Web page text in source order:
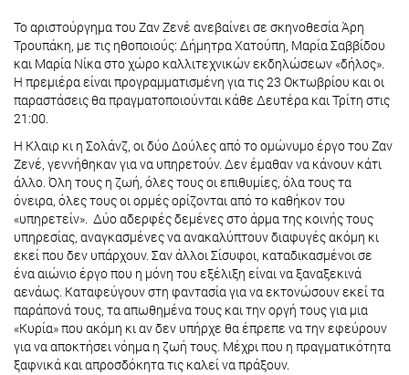
Το αριστούργημα του Ζαν Ζενέ ανεβαίνει σε σκηνοθεσία Άρη
Τρουπάκη, με τις ηθοποιούς: Δήμητρα Χατούπη, Μαρία Σαββίδου
και Μαρία Νίκα στο χώρο καλλιτεχνικών εκδηλώσεων «δήλος».
Η πρεμιέρα είναι προγραμματισμένη για τις 23 Οκτωβρίου και οι
παραστάσεις θα πραγματοποιούνται κάθε Δευτέρα και Τρίτη στις
21:00.
Η Κλαιρ κι η Σολάνζ, οι δύο Δούλες από το ομώνυμο έργο του Ζαν
Ζενέ, γεννήθηκαν για να υπηρετούν. Δεν έμαθαν να κάνουν κάτι
άλλο. Όλη τους η ζωή, όλες τους οι επιθυμίες, όλα τους τα
όνειρα, όλες τους οι ορμές ορίζονται από το καθήκον του
«υπηρετείν». Δύο αδερφές δεμένες στο άρμα της κοινής τους
υπηρεσίας, αναγκασμένες να ανακαλύπτουν διαφυγές ακόμη κι
εκεί που δεν υπάρχουν. Σαν άλλοι Σίσυφοι, καταδικασμένοι σε
ένα αιώνιο έργο που η μόνη του εξέλιξη είναι να ξαναξεκινά
αενάως. Καταφεύγουν στη φαντασία για να εκτονώσουν εκεί τα
παράπονά τους, τα απωθημένα τους και την οργή τους για μια
«Κυρία» που ακόμη κι αν δεν υπήρχε θα έπρεπε να την εφεύρουν
για να αποκτήσει νόημα η ζωή τους. Μέχρι που η πραγματικότητα
ξαφνικά και απροσδόκητα τις καλεί να πράξουν.